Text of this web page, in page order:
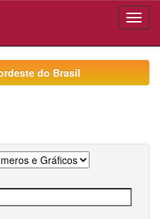
do Brasil